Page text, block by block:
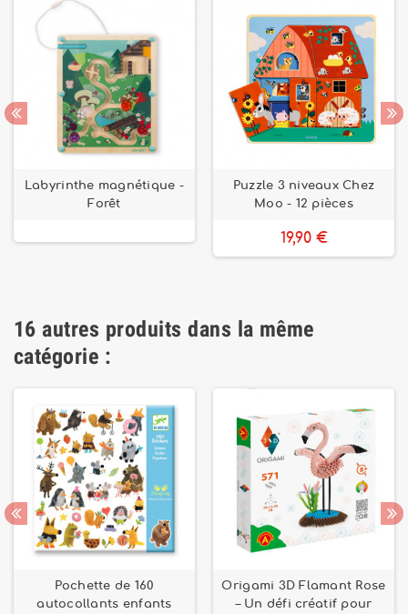
Labyrinthe magnétique -
Forêt
Puzzle 3 niveaux Chez
Moo - 12 pièces
19,90 €
16 autres produits dans la même
catégorie :
Pochette de 160
autocollants enfants
Origami 3D Flamant Rose
– Un défi créatif pour